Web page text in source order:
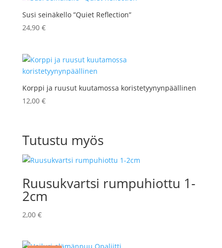
Susi seinäkello ”Quiet Reflection”
24,90 €
Korppi ja ruusut kuutamossa koristetyynynpäällinen
12,00 €
Tutustu myös
Ruusukvartsi rumpuhiottu 1-
2cm
2,00 €